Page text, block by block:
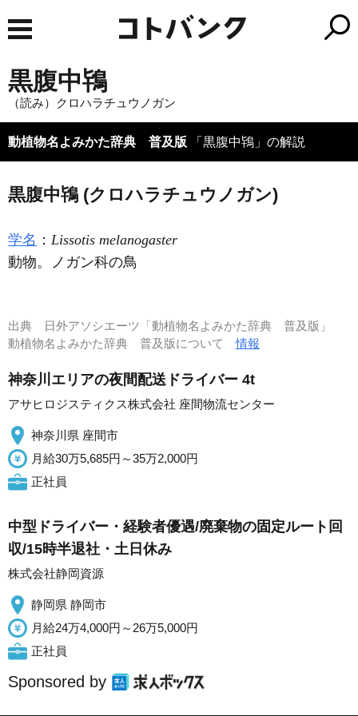
黒腹中鴇
（読み）クロハラチュウノガン
動植物名よみかた辞典 普及版 「黒腹中鴇」の解説
黒腹中鴇 (クロハラチュウノガン)
学名 ： Lissotis melanogaster
動物。ノガン科の鳥
出典
日外アソシエーツ「動植物名よみかた辞典 普及版」
動植物名よみかた辞典 普及版について情報
神奈川エリアの夜間配送ドライバー 4t
アサヒロジスティクス株式会社 座間物流センター
神奈川県 座間市
月給30万5,685円～35万2,000円
正社員
中型ドライバー・経験者優遇/廃棄物の固定ルート回
収/15時半退社・土日休み
株式会社静岡資源
静岡県 静岡市
月給24万4,000円～26万5,000円
正社員
Sponsored by